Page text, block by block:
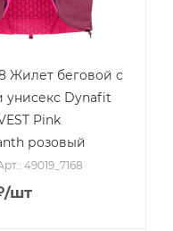
Жилет беговой с
унисекс Dynafit
Pink
розовый
49019_7168
/шт